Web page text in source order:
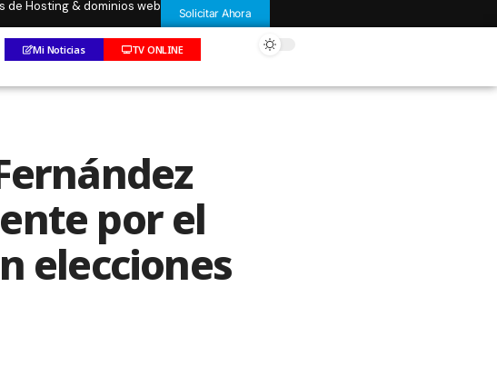
de Hosting & dominios web Solicitar Ahora
Mi Noticias TV ONLINE
por el
elecciones